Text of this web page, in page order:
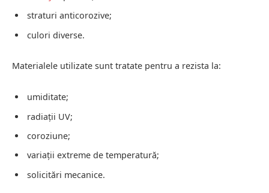
straturi anticorozive;
culori diverse.
Materialele utilizate sunt tratate pentru a rezista la:
umiditate;
radiații UV;
coroziune;
variații extreme de temperatură;
solicitări mecanice.